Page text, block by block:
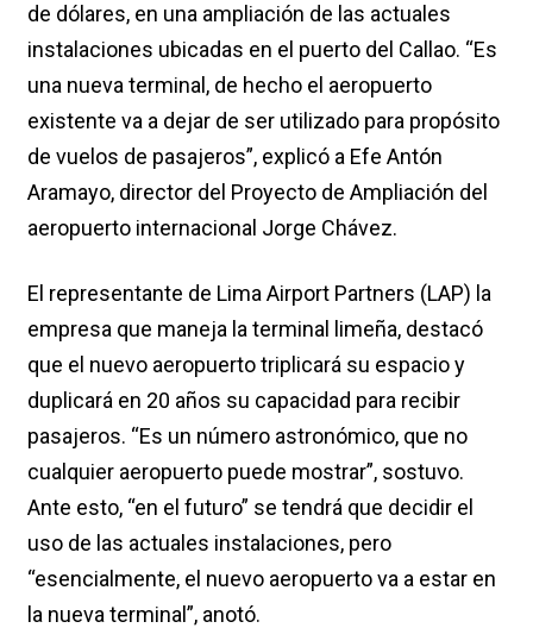
de dólares, en una ampliación de las actuales
instalaciones ubicadas en el puerto del Callao. “Es
una nueva terminal, de hecho el aeropuerto
existente va a dejar de ser utilizado para propósito
de vuelos de pasajeros”, explicó a Efe Antón
Aramayo, director del Proyecto de Ampliación del
aeropuerto internacional Jorge Chávez.
El representante de Lima Airport Partners (LAP) la
empresa que maneja la terminal limeña, destacó
que el nuevo aeropuerto triplicará su espacio y
duplicará en 20 años su capacidad para recibir
pasajeros. “Es un número astronómico, que no
cualquier aeropuerto puede mostrar”, sostuvo.
Ante esto, “en el futuro” se tendrá que decidir el
uso de las actuales instalaciones, pero
“esencialmente, el nuevo aeropuerto va a estar en
la nueva terminal”, anotó.